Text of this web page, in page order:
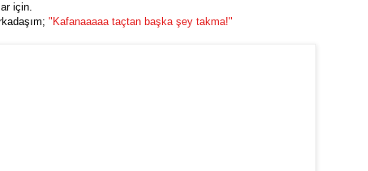
için.
"Kafanaaaaa taçtan başka şey takma!"